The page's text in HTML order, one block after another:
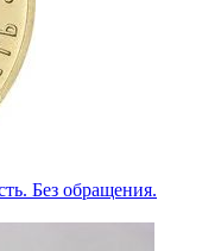
Без обращения.